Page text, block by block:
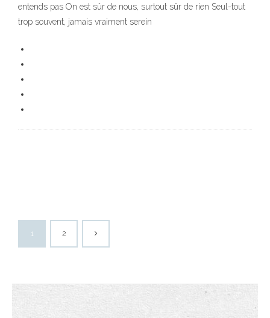
entends pas On est sûr de nous, surtout sûr de rien Seul-tout
trop souvent, jamais vraiment serein
1 2